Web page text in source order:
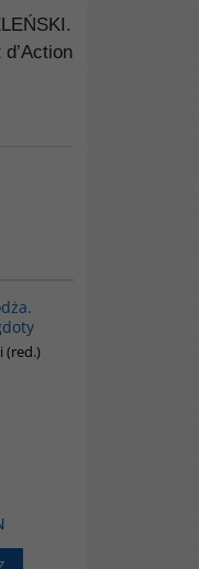
(red.)